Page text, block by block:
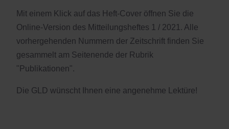
Mit einem Klick auf das Heft-Cover öffnen Sie die
Online-Version des Mitteilungsheftes 1 / 2021. Alle
vorhergehenden Nummern der Zeitschrift finden Sie
gesammelt am Seitenende der Rubrik
"Publikationen".
Die GLD wünscht Ihnen eine angenehme Lektüre!